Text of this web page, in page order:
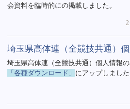
会資料を臨時的にの掲載しました。
埼玉県高体連（全競技共通）
埼玉県高体連（全競技共通）個人情報
「各種ダウンロード」 にアップしました